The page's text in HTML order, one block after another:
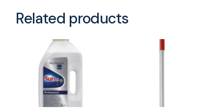
Related products